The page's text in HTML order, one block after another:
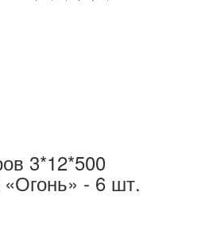
3*12*500
«Огонь» - 6 шт.